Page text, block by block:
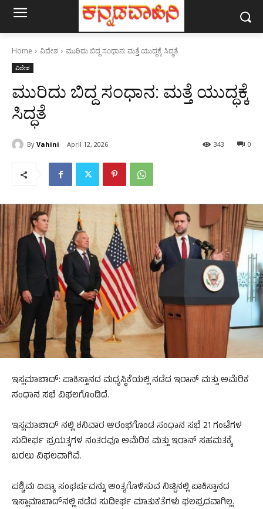
Home ವಿದೇಶ ಮುರಿದು ಬಿದ್ದ ಸಂಧಾನ: ಮತ್ತೆ ಯುದ್ಧಕ್ಕೆ ಸಿದ್ಧತೆ
ವಿದೇಶ
ಮುರಿದು ಬಿದ್ದ ಸಂಧಾನ: ಮತ್ತೆ ಯುದ್ಧಕ್ಕೆ
ಸಿದ್ಧತೆ
By Vahini April 12, 2026 0
343
ಇಸ್ಲಮಾಬಾದ್: ಪಾಕಿಸ್ತಾನದ ಮಧ್ಯಸ್ಥಿಕೆಯಲ್ಲಿ ನಡೆದ ಇರಾನ್ ಮತ್ತು ಅಮೆರಿಕ
ಸಂಧಾನ ಸಭೆ ವಿಫಲಗೊಂಡಿದೆ.
ಇಸ್ಲಮಾಬಾದ್ ನಲ್ಲಿ ಶನಿವಾರ ಆರಂಭಗೊಂಡ ಸಂಧಾನ ಸಭೆ 21 ಗಂಟೆಗಳ
ಸುದೀರ್ಘ ಪ್ರಯತ್ನಗಳ ನಂತರವೂ ಅಮೆರಿಕ ಮತ್ತು ಇರಾನ್ ಸಹಮತಕ್ಕೆ
ಬರಲು ವಿಫಲವಾಗಿವೆ.
ಪಶ್ಚಿಮ ಏಷ್ಯಾ ಸಂಘರ್ಷವನ್ನು ಅಂತ್ಯಗೊಳಿಸುವ ನಿಟ್ಟಿನಲ್ಲಿ ಪಾಕಿಸ್ತಾನದ
ಇಸ್ಲಾಮಾಬಾದ್‌ನಲ್ಲಿ ನಡೆದ ಸುದೀರ್ಘ ಮಾತುಕತೆಗಳು ಫಲಪ್ರದವಾಗಿಲ್ಲ.